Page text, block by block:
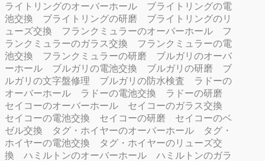
ライトリングのオーバーホール
ブライトリングの電
池交換
ブライトリングの研磨
ブライトリングのリ
ューズ交換
フランクミュラーのオーバーホール
フ
ランクミュラーのガラス交換
フランクミュラーの電
池交換
フランクミュラーの研磨
ブルガリのオーバ
ーホール
ブルガリの電池交換 ブルガリの研磨
ブ
ルガリの文字盤修理
ブルガリの防水検査
ラドーの
オーバーホール
ラドーの電池交換
ラドーの研磨
セイコーのオーバーホール
セイコーのガラス交換
セイコーの電池交換
セイコーの研磨
セイコーのベ
ゼル交換
タグ・ホイヤーのオーバーホール
タグ・
ホイヤーの電池交換
タグ・ホイヤーのリューズ交
換
ハミルトンのオーバーホール
ハミルトンのガラ